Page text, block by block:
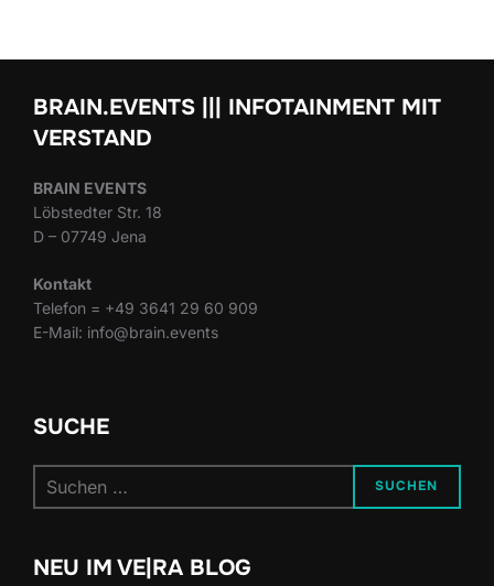
BRAIN.EVENTS ||| INFOTAINMENT MIT
VERSTAND
BRAIN EVENTS
Löbstedter Str. 18
D – 07749 Jena
Kontakt
Telefon = +49 3641 29 60 909
E-Mail: info@brain.events
SUCHE
nach:
SUCHEN
NEU IM VE|RA BLOG